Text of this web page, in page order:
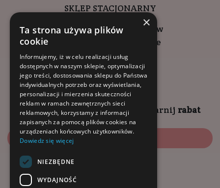
SKLEP STACJONARNY
ul. Wadowicka 6, Kraków
Kompleks Buma Square
godziny otwarcia:
9:00 - 18:00 (pon-pt)
10:00 - 14:00 (sob)
Zapisz się naNEWSLETTER zgarnij rabat
Zapisz się
×
Ta strona używa plików
cookie
Informujemy, iż w celu realizacji usług
dostępnych w naszym sklepie, optymalizacji
jego treści, dostosowania sklepu do Państwa
indywidualnych potrzeb oraz wyświetlania,
personalizacji i mierzenia skuteczności
reklam w ramach zewnętrznych sieci
reklamowych, korzystamy z informacji
zapisanych za pomocą plików cookies na
urządzeniach końcowych użytkowników.
Dowiedz się więcej
NIEZBĘDNE
WYDAJNOŚĆ